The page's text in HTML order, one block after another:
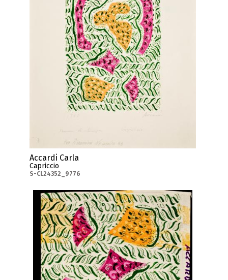
Accardi Carla
Capriccio
S-CL24352_9776